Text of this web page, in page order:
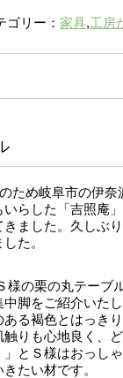
ゴリー：家具,工房
ため岐阜市の伊奈
いらした「吉照庵
きました。久しぶ
た。
様の栗の丸テーブ
脚をご紹介いたし
ある褐色とはっき
触りも心地良く、
」とＳ様はおっし
たい材です。